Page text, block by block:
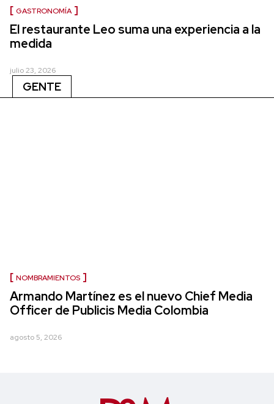
GASTRONOMÍA
El restaurante Leo suma una experiencia a la
medida
julio 23, 2026
GENTE
NOMBRAMIENTOS
Armando Martínez es el nuevo Chief Media
Officer de Publicis Media Colombia
agosto 5, 2026